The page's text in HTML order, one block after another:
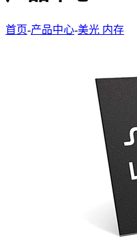
首页-产品中心-美光 内存